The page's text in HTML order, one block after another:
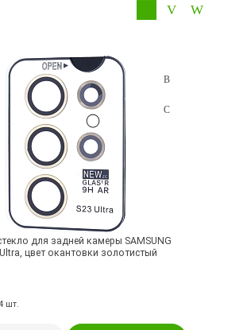
для задней камеры SAMSUNG
цвет окантовки золотистый
шт.